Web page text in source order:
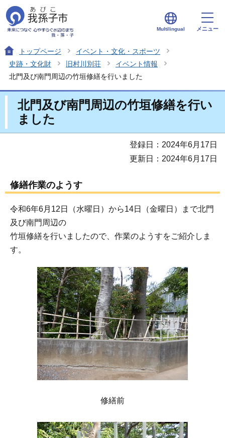
Multilingual メニュー
トップページ
イベント・文化・スポーツ
史跡・文化財
旧村川別荘
イベント情報
北門及び南門周辺の竹垣修繕を行いました
北門及び南門周辺の竹垣修繕を行い
ました
登録日：2024年6月17日
更新日：2024年6月17日
修繕作業のようす
令和6年6月12日（水曜日）から14日（金曜日）まで北門
及び南門周辺の
竹垣修繕を行いましたので、作業のようすをご紹介しま
す。
修繕前